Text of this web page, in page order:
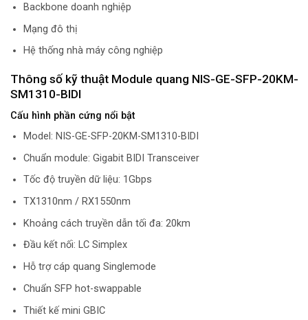
Backbone doanh nghiệp
Mạng đô thị
Hệ thống nhà máy công nghiệp
Thông số kỹ thuật Module quang NIS-GE-SFP-20KM-
SM1310-BIDI
Cấu hình phần cứng nổi bật
Model: NIS-GE-SFP-20KM-SM1310-BIDI
Chuẩn module: Gigabit BIDI Transceiver
Tốc độ truyền dữ liệu: 1Gbps
TX1310nm / RX1550nm
Khoảng cách truyền dẫn tối đa: 20km
Đầu kết nối: LC Simplex
Hỗ trợ cáp quang Singlemode
Chuẩn SFP hot-swappable
Thiết kế mini GBIC